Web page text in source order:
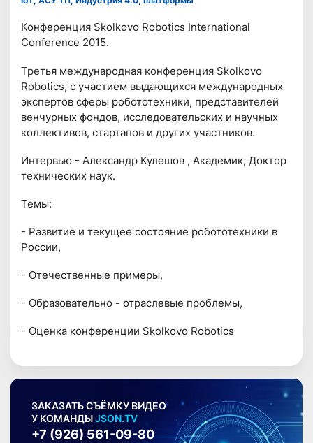
Конференция Skolkovo Robotics International
Conference 2015.
Третья международная конференция Skolkovo
Robotics, с участием выдающихся международных
экспертов сферы робототехники, представителей
венчурных фондов, исследовательских и научных
коллективов, стартапов и других участников.
Интервью - Александр Кулешов , Академик, Доктор
технических наук.
Темы:
- Развитие и текущее состояние робототехники в
России,
- Отечественные примеры,
- Образовательно - отраслевые проблемы,
- Оценка конференции Skolkovo Robotics
ЗАКАЗАТЬ СЪЁМКУ ВИДЕО
У КОМАНДЫJSON.TV
+7 (926) 561-09-80